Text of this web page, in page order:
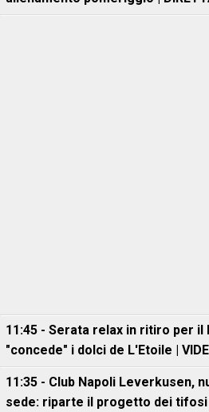
11:45 - Serata relax in ritiro per il
"concede" i dolci de L'Etoile |
11:35 - Club Napoli Leverkusen,
sede: riparte il progetto dei tifosi